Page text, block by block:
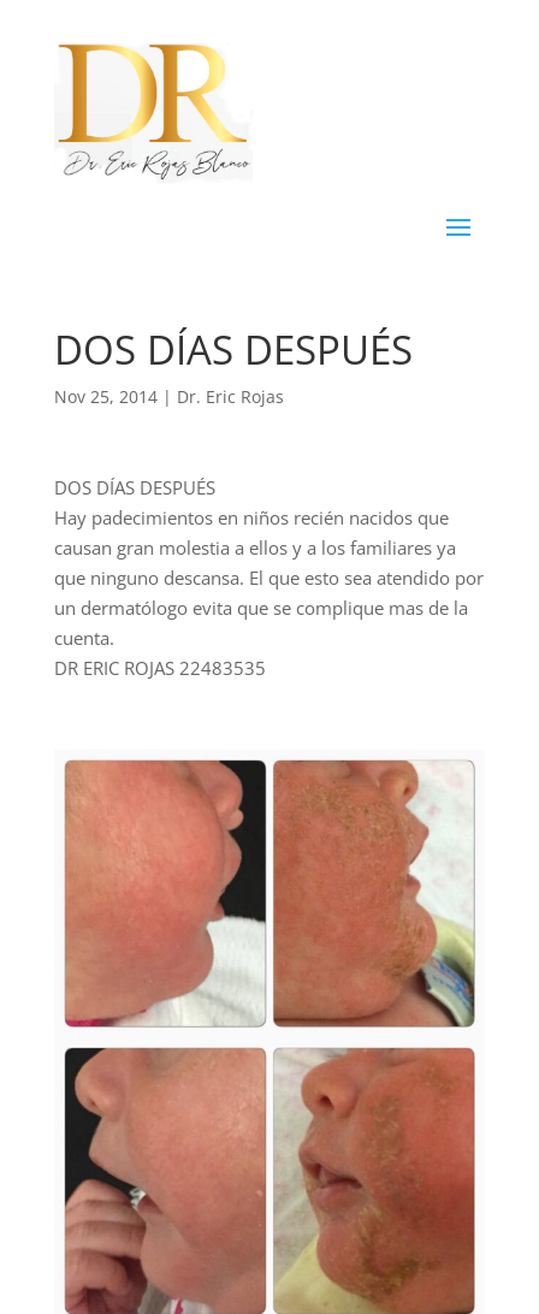
DOS DÍAS DESPUÉS
Nov 25, 2014| Dr. Eric Rojas
DOS DÍAS DESPUÉS
Hay padecimientos en niños recién nacidos que
causan gran molestia a ellos y a los familiares ya
que ninguno descansa. El que esto sea atendido por
un dermatólogo evita que se complique mas de la
cuenta.
DR ERIC ROJAS 22483535